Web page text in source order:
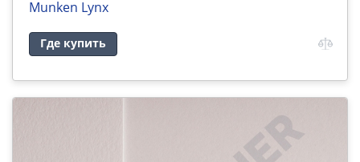
Munken Lynx
Где купить